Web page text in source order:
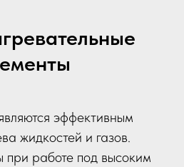
эффективным
жидкостей и газов.
при работе под высоким